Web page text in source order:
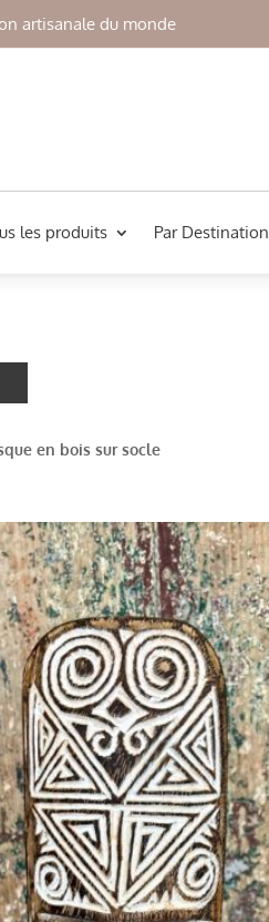
artisanale du monde
les produits Par Destination
en bois sur socle